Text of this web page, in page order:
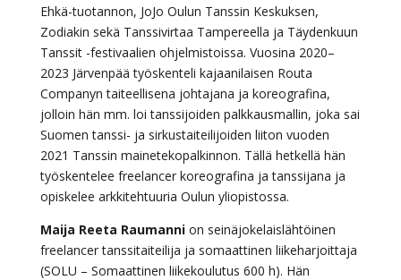
Ehkä-tuotannon, JoJo Oulun Tanssin Keskuksen,
Zodiakin sekä Tanssivirtaa Tampereella ja Täydenkuun
Tanssit -festivaalien ohjelmistoissa. Vuosina 2020–
2023 Järvenpää työskenteli kajaanilaisen Routa
Companyn taiteellisena johtajana ja koreografina,
jolloin hän mm. loi tanssijoiden palkkausmallin, joka sai
Suomen tanssi- ja sirkustaiteilijoiden liiton vuoden
2021 Tanssin mainetekopalkinnon. Tällä hetkellä hän
työskentelee freelancer koreografina ja tanssijana ja
opiskelee arkkitehtuuria Oulun yliopistossa.
Maija Reeta Raumannion seinäjokelaislähtöinen
freelancer tanssitaiteilija ja somaattinen liikeharjoittaja
(SOLU – Somaattinen liikekoulutus 600 h). Hän